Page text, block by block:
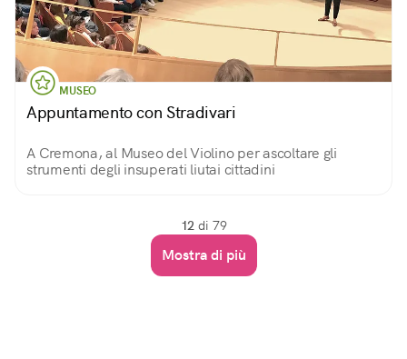
MUSEO
Appuntamento con Stradivari
A Cremona, al Museo del Violino per ascoltare gli
strumenti degli insuperati liutai cittadini
12 di 79
Mostra di più